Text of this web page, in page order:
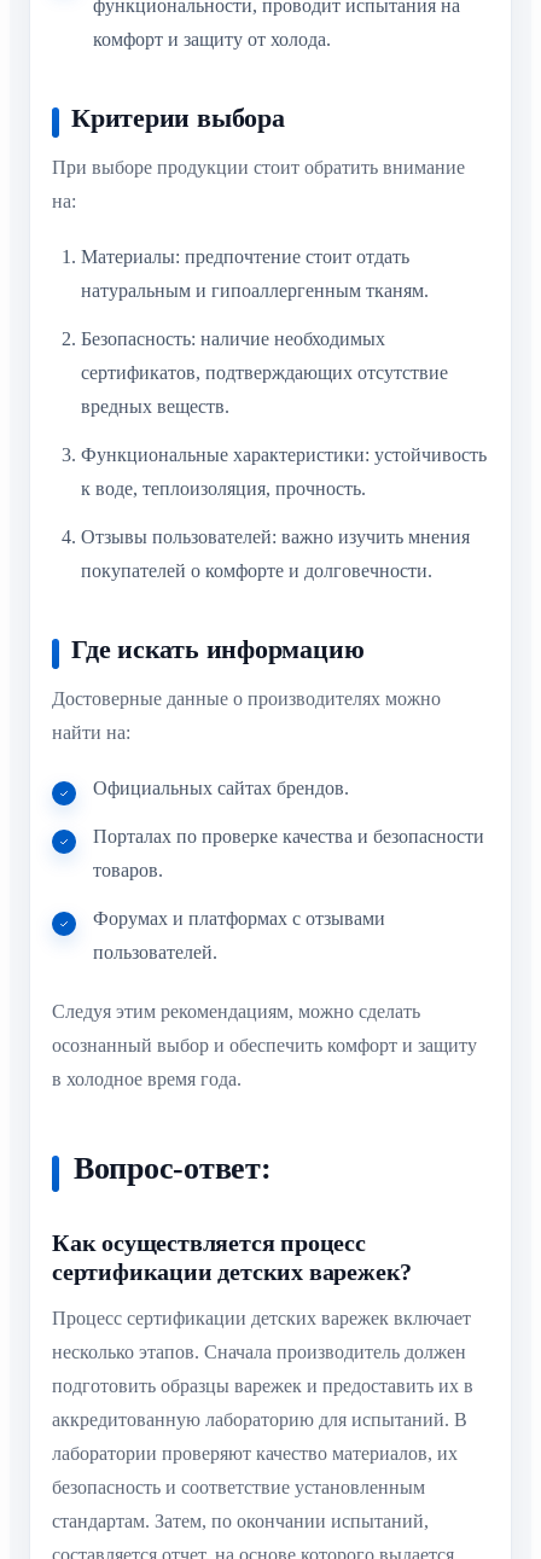
функциональности, проводит испытания на
комфорт и защиту от холода.
Критерии выбора
При выборе продукции стоит обратить внимание
на:
Материалы: предпочтение стоит отдать
натуральным и гипоаллергенным тканям.
Безопасность: наличие необходимых
сертификатов, подтверждающих отсутствие
вредных веществ.
Функциональные характеристики: устойчивость
к воде, теплоизоляция, прочность.
Отзывы пользователей: важно изучить мнения
покупателей о комфорте и долговечности.
Где искать информацию
Достоверные данные о производителях можно
найти на:
Официальных сайтах брендов.
Порталах по проверке качества и безопасности
товаров.
Форумах и платформах с отзывами
пользователей.
Следуя этим рекомендациям, можно сделать
осознанный выбор и обеспечить комфорт и защиту
в холодное время года.
Вопрос-ответ:
Как осуществляется процесс
сертификации детских варежек?
Процесс сертификации детских варежек включает
несколько этапов. Сначала производитель должен
подготовить образцы варежек и предоставить их в
аккредитованную лабораторию для испытаний. В
лаборатории проверяют качество материалов, их
безопасность и соответствие установленным
стандартам. Затем, по окончании испытаний,